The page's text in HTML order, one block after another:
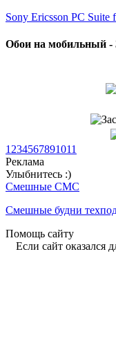
Sony Ericsson PC Suite
Обои на мобильный -
1 234567891011
Реклама
Улыбнитесь :)
Смешные СМС
Смешные будни
Помощь сайту
Если сайт оказался